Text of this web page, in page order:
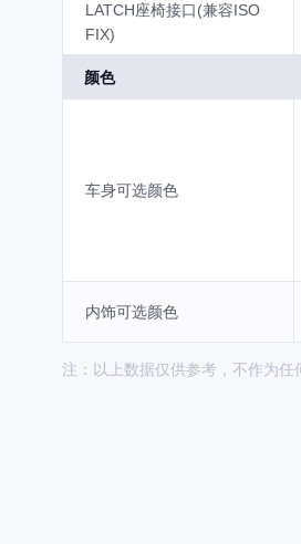
LATCH座椅接口(兼容ISO
FIX)
颜色
车身可选颜色
内饰可选颜色
注：以上数据仅供参考，不作为